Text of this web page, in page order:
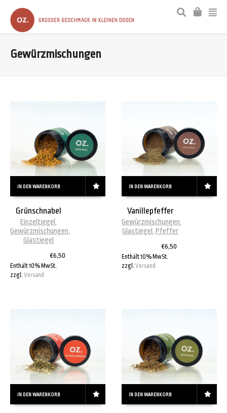
Gewürzmischungen
IN DEN WARENKORB
Grünschnabel
Einzeltiegel ,
Gewürzmischungen,
Glastiegel
€6,50
Enthält 10% MwSt.
zzgl. Versand
IN DEN WARENKORB
Vanillepfeffer
Gewürzmischungen,
Glastiegel ,Pfeffer
€6,50
Enthält 10% MwSt.
zzgl.Versand
IN DEN WARENKORB IN DEN WARENKORB